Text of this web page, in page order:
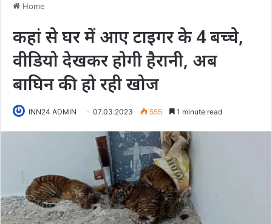
Home
कहां से घर में आए टाइगर के 4 बच्चे,
वीडियो देखकर होगी हैरानी, अब
बाघिन की हो रही खोज
INN24 ADMIN 07.03.2023 555 1 minute read